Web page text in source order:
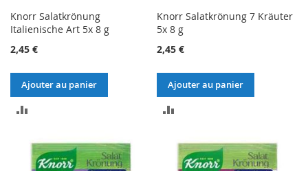
Knorr Salatkrönung
Italienische Art 5x 8 g
2,45 €
Ajouter au panier
COMPARATEUR
Knorr Salatkrönung 7 Kräuter
5x 8 g
2,45 €
Ajouter au panier
COMPARATEUR